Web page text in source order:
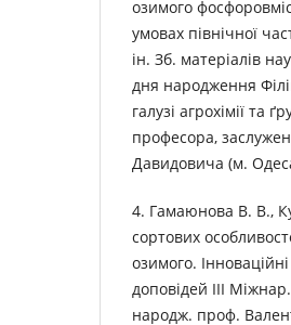
озимого
умовах північної
ін. Зб. матеріалів
дня народження
галузі агрохімії та
професора,
Давидовича (м.
4. Гамаюнова В. В.,
сортових
озимого.
доповідей ІІІ
народж. проф.